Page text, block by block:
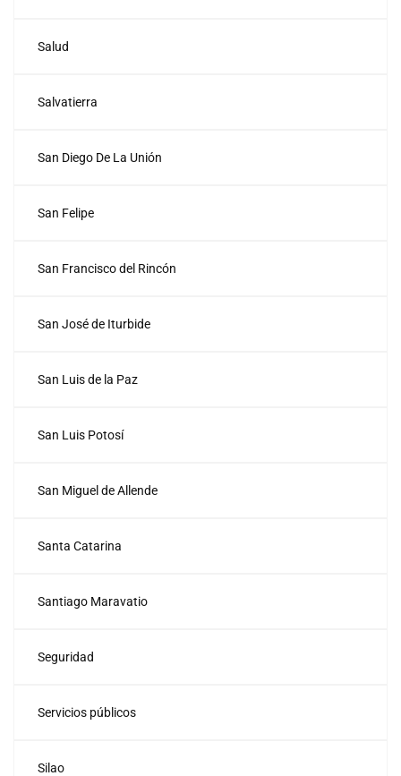
Salud
Salvatierra
San Diego De La Unión
San Felipe
San Francisco del Rincón
San José de Iturbide
San Luis de la Paz
San Luis Potosí
San Miguel de Allende
Santa Catarina
Santiago Maravatio
Seguridad
Servicios públicos
Silao